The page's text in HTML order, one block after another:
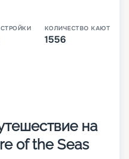
КОЛИЧЕСТВО КАЮТ
1556
на
of the Seas